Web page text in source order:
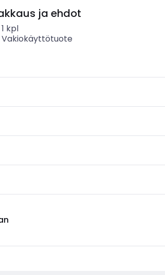
ja ehdot
1 kpl
Vakiokäyttötuote